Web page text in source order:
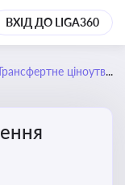
ВХІД ДО LIGA360
ціноутворення